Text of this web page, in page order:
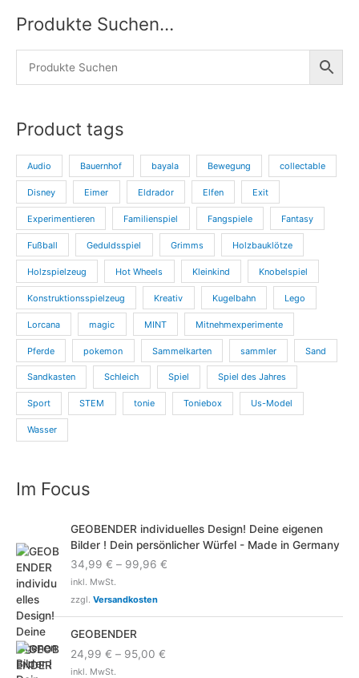
Produkte Suchen…
Product tags
Audio Bauernhof bayala Bewegung collectable
Disney Eimer Eldrador Elfen Exit
Experimentieren Familienspiel Fangspiele Fantasy
Fußball Geduldsspiel Grimms Holzbauklötze
Holzspielzeug Hot Wheels Kleinkind Knobelspiel
Konstruktionsspielzeug Kreativ Kugelbahn Lego
Lorcana magic MINT Mitnehmexperimente
Pferde pokemon Sammelkarten sammler Sand
Sandkasten Schleich Spiel Spiel des Jahres
Sport STEM tonie Toniebox Us-Model
Wasser
Im Focus
GEOBENDER individuelles Design! Deine eigenen
Bilder ! Dein persönlicher Würfel - Made in Germany
34,99€ – 99,96€
inkl. MwSt.
zzgl.Versandkosten
GEOBENDER
24,99€ – 95,00€
inkl. MwSt.